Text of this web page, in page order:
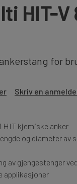
HIT-V
for
Skriv en
HIT kjemiske anker
og diameter av
av gjengestenger
applikasjoner